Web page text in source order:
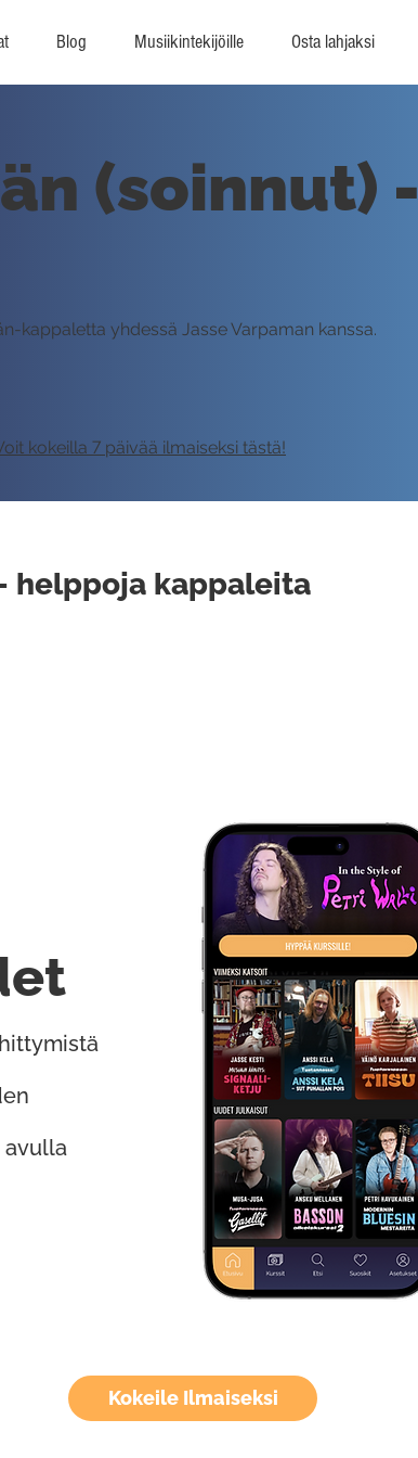
Blog Musiikintekijöille Osta lahjaksi
Kokeile Ilmaiseksi
(soinnut) -
kappaletta yhdessä Jasse Varpaman kanssa.
kokeilla 7 päivää ilmaiseksi tästä!
helppoja kappaleita
avulla